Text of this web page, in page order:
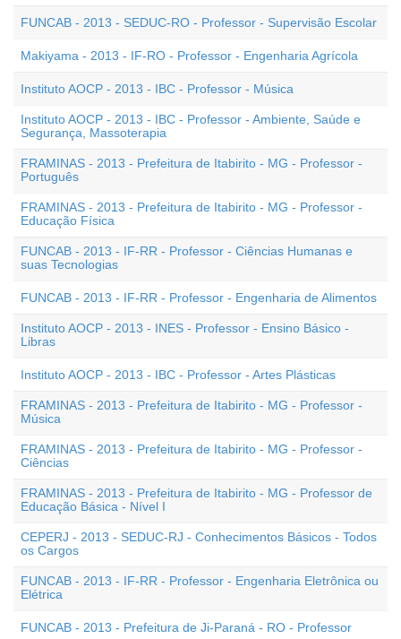
FUNCAB - 2013 - SEDUC-RO - Professor - Supervisão Escolar
Makiyama - 2013 - IF-RO - Professor - Engenharia Agrícola
Instituto AOCP - 2013 - IBC - Professor - Música
Instituto AOCP - 2013 - IBC - Professor - Ambiente, Saúde e
Segurança, Massoterapia
FRAMINAS - 2013 - Prefeitura de Itabirito - MG - Professor -
Português
FRAMINAS - 2013 - Prefeitura de Itabirito - MG - Professor -
Educação Física
FUNCAB - 2013 - IF-RR - Professor - Ciências Humanas e
suas Tecnologias
FUNCAB - 2013 - IF-RR - Professor - Engenharia de Alimentos
Instituto AOCP - 2013 - INES - Professor - Ensino Básico -
Libras
Instituto AOCP - 2013 - IBC - Professor - Artes Plásticas
FRAMINAS - 2013 - Prefeitura de Itabirito - MG - Professor -
Música
FRAMINAS - 2013 - Prefeitura de Itabirito - MG - Professor -
Ciências
FRAMINAS - 2013 - Prefeitura de Itabirito - MG - Professor de
Educação Básica - Nível I
CEPERJ - 2013 - SEDUC-RJ - Conhecimentos Básicos - Todos
os Cargos
FUNCAB - 2013 - IF-RR - Professor - Engenharia Eletrônica ou
Elétrica
FUNCAB - 2013 - Prefeitura de Ji-Paraná - RO - Professor